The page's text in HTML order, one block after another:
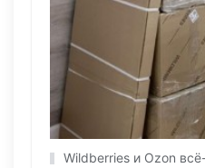
Wildberries и Ozon